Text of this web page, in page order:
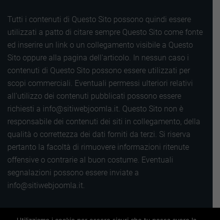
Tutti i contenuti di Questo Sito possono quindi essere
utilizzati a patto di citare sempre Questo Sito come fonte
ed inserire un link o un collegamento visibile a Questo
Sito oppure alla pagina dell'articolo. In nessun caso i
contenuti di Questo Sito possono essere utilizzati per
scopi commerciali. Eventuali permessi ulteriori relativi
all'utilizzo dei contenuti pubblicati possono essere
richiesti a info@sitiwebjoomla.it. Questo Sito non è
responsabile dei contenuti dei siti in collegamento, della
qualità o correttezza dei dati forniti da terzi. Si riserva
pertanto la facoltà di rimuovere informazioni ritenute
offensive o contrarie al buon costume. Eventuali
segnalazioni possono essere inviate a
info@sitiwebjoomla.it.